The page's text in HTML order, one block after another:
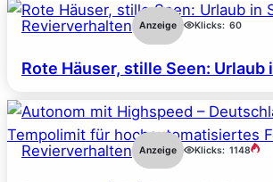
Revierverhalten Anzeige Klicks: 60
Rote Häuser, stille Seen: Urlaub
Revierverhalten Anzeige Klicks: 1148